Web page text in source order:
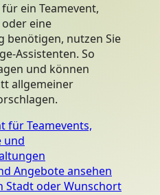
ein Teamevent,
eine
benötigen, nutzen Sie
Assistenten. So
und können
allgemeiner
für Teamevents,
und
Angebote ansehen
Stadt oder Wunschort